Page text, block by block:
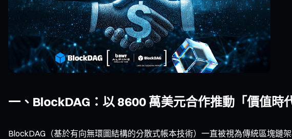
一、BlockDAG：以 8600 萬美元合作推動「價值時
BlockDAG（基於有向無環圖結構的分散式帳本技術）一直被視為傳統區塊鏈